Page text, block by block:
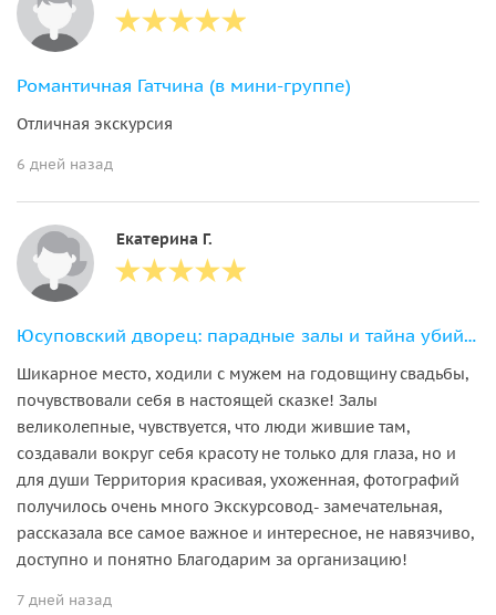
Романтичная Гатчина (в мини-группе)
Отличная экскурсия
6 дней назад
Екатерина Г.
Юсуповский дворец: парадные залы и тайна убийства Распутина
Шикарное место, ходили с мужем на годовщину свадьбы,
почувствовали себя в настоящей сказке! Залы
великолепные, чувствуется, что люди жившие там,
создавали вокруг себя красоту не только для глаза, но и
для души Территория красивая, ухоженная, фотографий
получилось очень много Экскурсовод- замечательная,
рассказала все самое важное и интересное, не навязчиво,
доступно и понятно Благодарим за организацию!
7 дней назад